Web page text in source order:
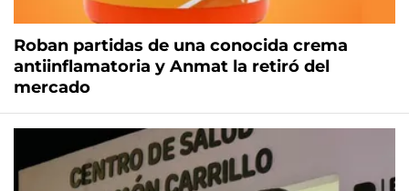
Roban partidas de una conocida crema
antiinflamatoria y Anmat la retiró del
mercado